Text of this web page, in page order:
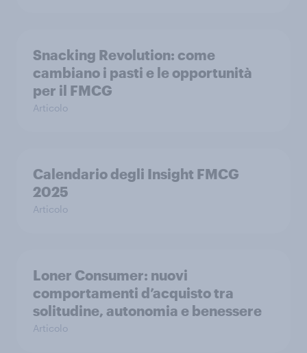
Snacking Revolution: come
cambiano i pasti e le opportunità
per il FMCG
Articolo
Calendario degli Insight FMCG
2025
Articolo
Loner Consumer: nuovi
comportamenti d’acquisto tra
solitudine, autonomia e benessere
Articolo